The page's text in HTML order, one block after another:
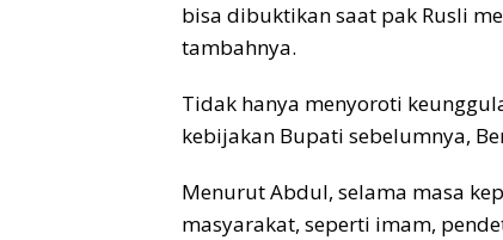
bisa dibuktikan saat pak Rusli
tambahnya.
Tidak hanya menyoroti
kebijakan Bupati sebelumnya,
Menurut Abdul, selama masa
masyarakat, seperti imam,